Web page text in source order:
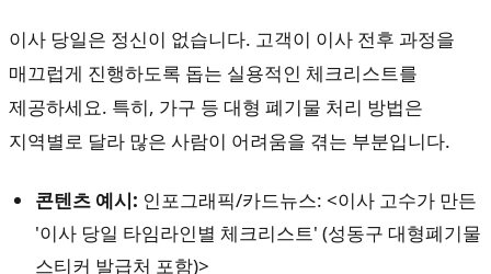
이사 당일은 정신이 없습니다. 고객이 이사 전후 과정을
매끄럽게 진행하도록 돕는 실용적인 체크리스트를
제공하세요. 특히, 가구 등 대형 폐기물 처리 방법은
지역별로 달라 많은 사람이 어려움을 겪는 부분입니다.
콘텐츠 예시: 인포그래픽/카드뉴스: <이사 고수가 만든
'이사 당일 타임라인별 체크리스트' (성동구 대형폐기물
스티커 발급처 포함)>